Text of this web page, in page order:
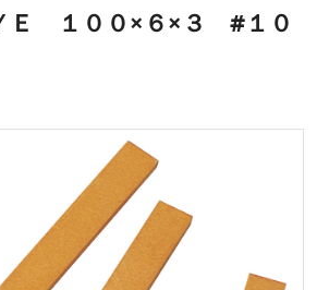
Ｅ １００×６×３ #１０